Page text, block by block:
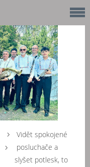
Vidět spokojené
posluchače a
slyšet potlesk, to